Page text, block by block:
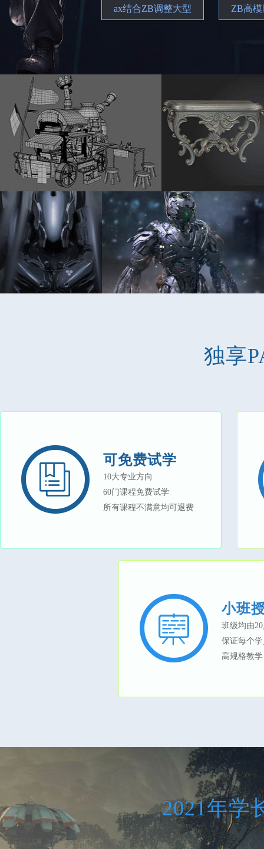
ax结合ZB调整大型 ZB高
独享
可免费试学
10大专业方向
60门课程免费试学
所有课程不满意均可退费
小班
班级均由
保证每个
高规格教
2021年学